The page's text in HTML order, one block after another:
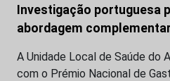
Investigação portuguesa
abordagem
A Unidade Local de Saúde do
com o Prémio Nacional de